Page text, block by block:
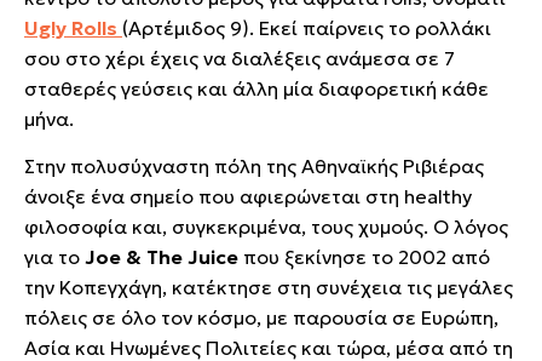
Ugly Rolls (Αρτέμιδος 9). Εκεί παίρνεις το ρολλάκι
σου στο χέρι έχεις να διαλέξεις ανάμεσα σε 7
σταθερές γεύσεις και άλλη μία διαφορετική κάθε
μήνα.
Στην πολυσύχναστη πόλη της Αθηναϊκής Ριβιέρας
άνοιξε ένα σημείο που αφιερώνεται στη healthy
φιλοσοφία και, συγκεκριμένα, τους χυμούς. Ο λόγος
για το Joe & The Juice που ξεκίνησε το 2002 από
την Κοπεγχάγη, κατέκτησε στη συνέχεια τις μεγάλες
πόλεις σε όλο τον κόσμο, με παρουσία σε Ευρώπη,
Ασία και Ηνωμένες Πολιτείες και τώρα, μέσα από τη